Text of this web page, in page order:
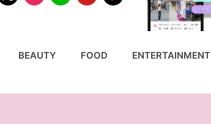
BEAUTY FOOD ENTERTAINMENT